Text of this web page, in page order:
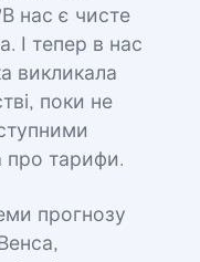
нас є чисте
І тепер в нас
викликала
поки не
про тарифи.
прогнозу